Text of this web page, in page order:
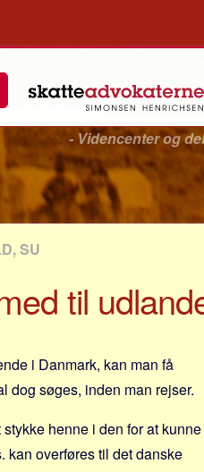
- Videncenter og
SU
til
i Danmark, kan man få
dog søges, inden man rejser.
henne i den for at
overføres til det danske